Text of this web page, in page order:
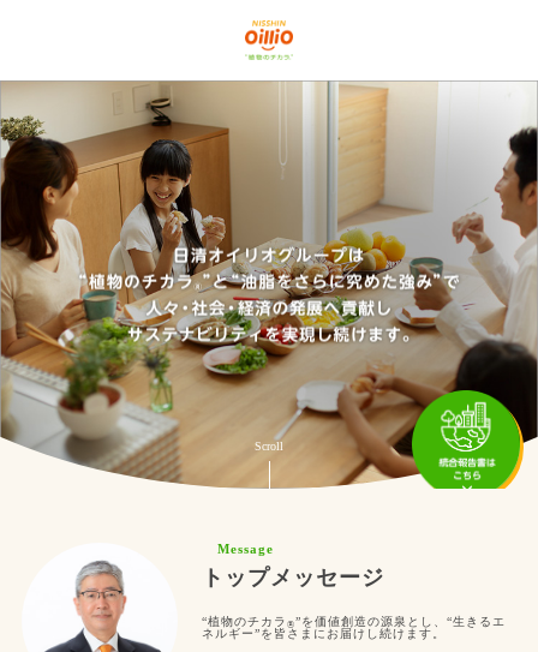
Message
トップメッセージ
“植物のチカラ ®︎”を価値創造の源泉とし、“生きるエ
ネルギー”を皆さまにお届けし続けます。